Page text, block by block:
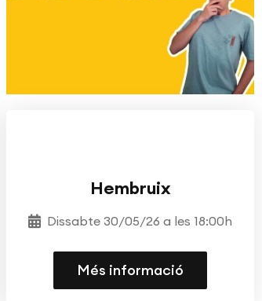
Hembruix
Dissabte 30/05/26 a les 18:00h
Més informació